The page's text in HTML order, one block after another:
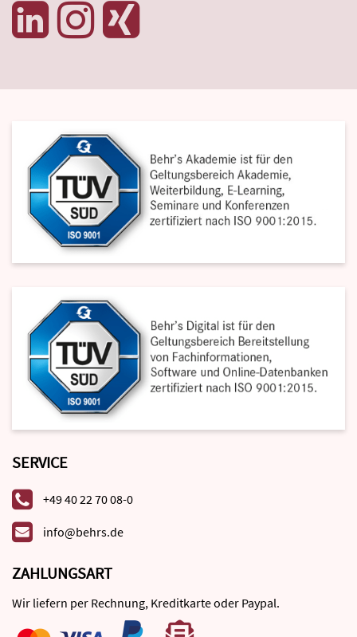
SERVICE
+49 40 22 70 08-0
info@behrs.de
ZAHLUNGSART
Wir liefern per Rechnung, Kreditkarte oder Paypal.